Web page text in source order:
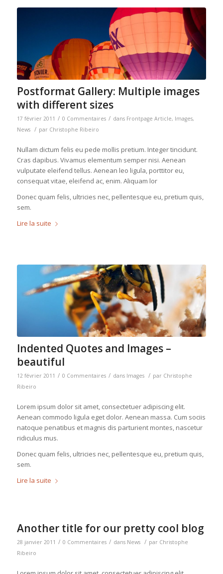
Postformat Gallery: Multiple images
with different sizes
17 février 2011 / 0 Commentaires / dans Frontpage Article, Images,
News
/ par Christophe Ribeiro
Nullam dictum felis eu pede mollis pretium. Integer tincidunt.
Cras dapibus. Vivamus elementum semper nisi. Aenean
vulputate eleifend tellus. Aenean leo ligula, porttitor eu,
consequat vitae, eleifend ac, enim. Aliquam lor
Donec quam felis, ultricies nec, pellentesque eu, pretium quis,
sem.
Lire la suite
Indented Quotes and Images –
beautiful
12 février 2011 / 0 Commentaires / dans Images / par Christophe
Ribeiro
Lorem ipsum dolor sit amet, consectetuer adipiscing elit.
Aenean commodo ligula eget dolor. Aenean massa. Cum sociis
natoque penatibus et magnis dis parturient montes, nascetur
ridiculus mus.
Donec quam felis, ultricies nec, pellentesque eu, pretium quis,
sem.
Lire la suite
Another title for our pretty cool blog
28 janvier 2011 / 0 Commentaires / dans News / par Christophe
Ribeiro